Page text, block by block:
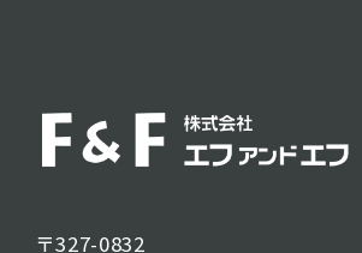
〒327-0832